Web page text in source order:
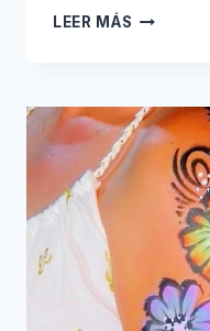
LEER MÁS TALLER
MANEJO
DE
CAJITAS
ARCOIRIS